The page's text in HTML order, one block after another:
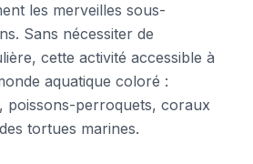
les merveilles sous-
Sans nécessiter de
cette activité accessible à
aquatique coloré :
poissons-perroquets, coraux
tortues marines.